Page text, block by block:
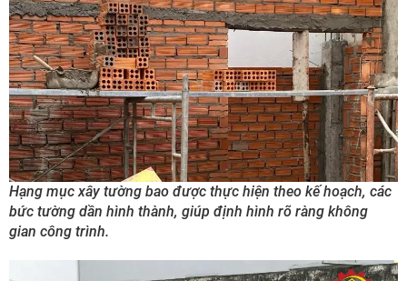
Hạng mục xây tường bao được thực hiện theo kế hoạch, các
bức tường dần hình thành, giúp định hình rõ ràng không
gian công trình.